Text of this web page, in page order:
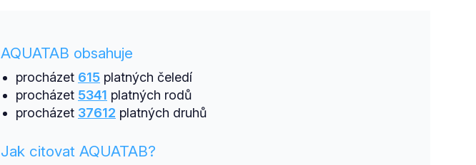
AQUATAB obsahuje
procházet 615platných čeledí
procházet 5341 platných rodů
procházet 37612 platných druhů
Jak citovat AQUATAB?